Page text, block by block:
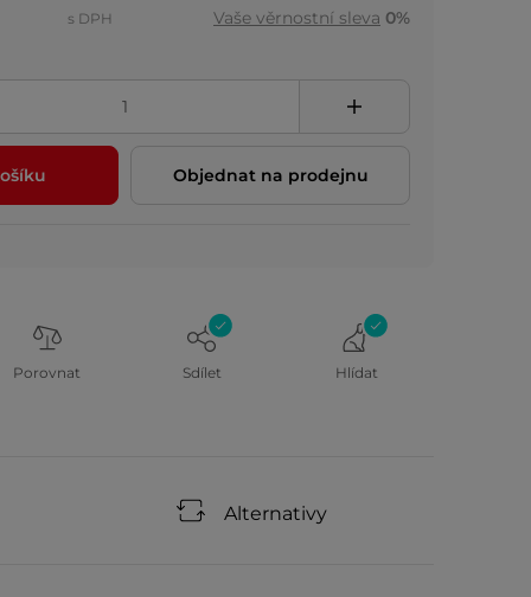
s DPH Vaše věrnostní sleva 0%
Objednat na prodejnu
Porovnat Sdílet Hlídat
Alternativy